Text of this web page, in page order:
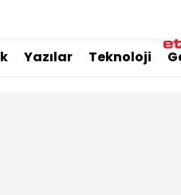
Yazılar Teknoloji